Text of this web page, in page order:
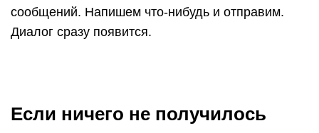
сообщений. Напишем что-нибудь и отправим.
Диалог сразу появится.
Если ничего не получилось